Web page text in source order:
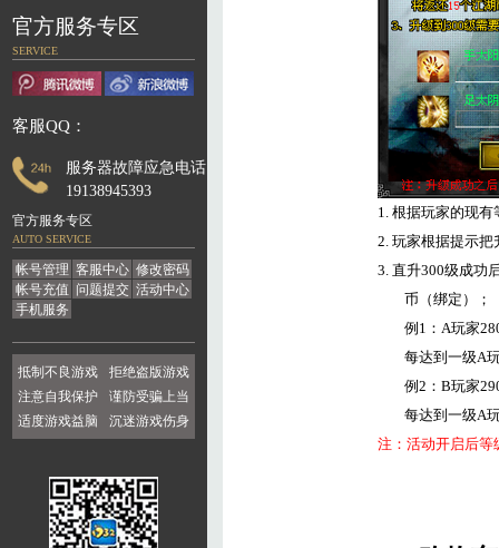
官方服务专区
SERVICE
客服QQ：
服务器故障应急电话：
19138945393
官方服务专区
AUTO SERVICE
帐号管理 客服中心 修改密码
帐号充值 问题提交 活动中心
手机服务
抵制不良游戏
拒绝盗版游戏
注意自我保护
谨防受骗上当
适度游戏益脑
沉迷游戏伤身
1. 根据玩家的现有
2. 玩家根据提示把
3. 直升300级成功
币（绑定）；
例 1 ： A玩家
每达到一级A
例 2 ： B玩家
每达到一级A
注：活动开启后等